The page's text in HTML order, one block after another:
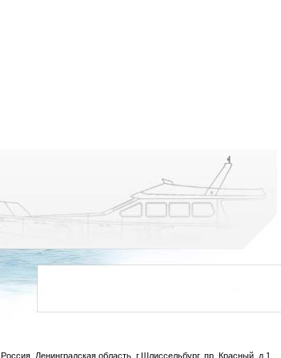
Россия, Ленинградская область, г.Шлиссельбург, пр. Красный, д.1